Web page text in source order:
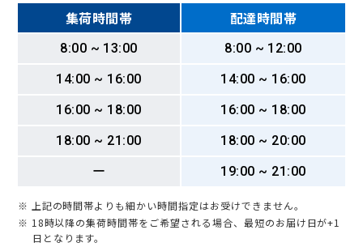
集荷時間帯 配達時間帯
8:00 ~ 13:00
8:00 ~ 12:00
14:00 ~ 16:00
14:00 ~ 16:00
16:00 ~ 18:00
16:00 ~ 18:00
18:00 ~ 21:00
18:00 ~ 20:00
ー
19:00 ~ 21:00
※ 上記の時間帯よりも細かい時間指定はお受けできません。
※ 18時以降の集荷時間帯をご希望される場合、最短のお届け日が+1
日となります。